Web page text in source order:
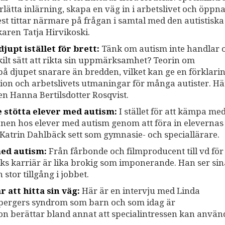
inlärning, skapa en väg in i arbetslivet och öppna
tittar närmare på frågan i samtal med den autistiska
Tatja Hirvikoski.
istället för brett: Tänk om autism inte handlar
sätt att rikta sin uppmärksamhet? Teorin om
djupet snarare än bredden, vilket kan ge en
och arbetslivets utmaningar för många autister.
Hanna Bertilsdotter Rosqvist.
stötta elever med autism: I stället för att kämpa
hos elever med autism genom att föra in elevernas
Dahlbäck sett som gymnasie- och speciallärare.
autism: Från fårbonde och filmproducent till vd för
karriär är lika brokig som imponerande. Han ser
stor tillgång i jobbet.
att hitta sin väg: Här är en intervju med Linda
syndrom som barn och som idag är
berättar bland annat att specialintressen kan